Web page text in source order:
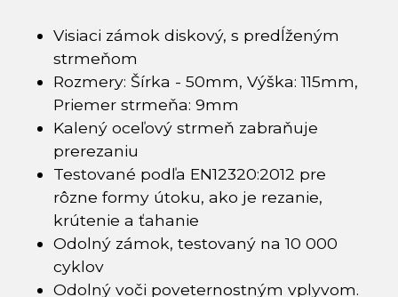
Visiaci zámok diskový, s predĺženým
strmeňom
Rozmery: Šírka - 50mm, Výška: 115mm,
Priemer strmeňa: 9mm
Kalený oceľový strmeň zabraňuje
prerezaniu
Testované podľa EN12320:2012 pre
rôzne formy útoku, ako je rezanie,
krútenie a ťahanie
Odolný zámok, testovaný na 10 000
cyklov
Odolný voči poveternostným vplyvom.